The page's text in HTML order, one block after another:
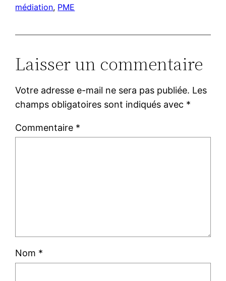
médiation, PME
Laisser un commentaire
Votre adresse e-mail ne sera pas publiée. Les
champs obligatoires sont indiqués avec *
Commentaire *
Nom *